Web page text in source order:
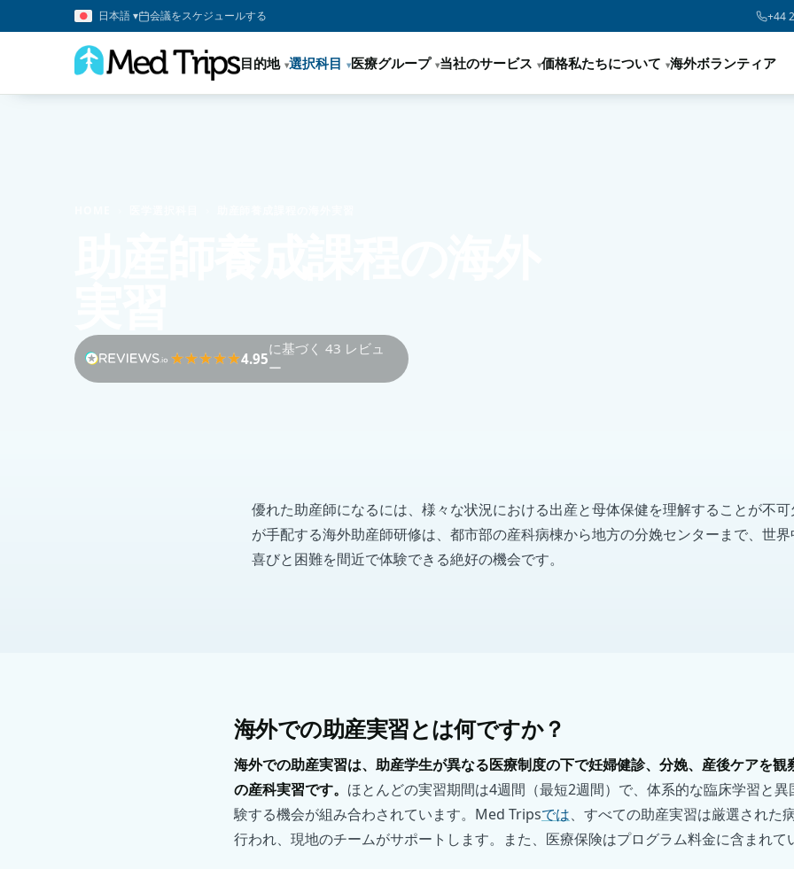
日本語 ▾ 会議をスケジュールする +44
目的地 選択科目 医療グループ 当社のサービス 価格私たちについて 海外ボランティア
4.95
に基づく 43 レビュ
ー
優れた助産師になるには、様々な状況における出産と母体保健を理解することが不
が手配する海外助産師研修は、都市部の産科病棟から地方の分娩センターまで、世
喜びと困難を間近で体験できる絶好の機会です。
海外での助産実習とは何ですか？
海外での助産実習は、助産学生が異なる医療制度の下で妊婦健診、分娩、産後ケアを観
の産科実習です。 ほとんどの実習期間は4週間（最短2週間）で、体系的な臨床学習と
験する機会が組み合わされています。Med Tripsでは、すべての助産実習は厳選された
行われ、現地のチームがサポートします。また、医療保険はプログラム料金に含まれて